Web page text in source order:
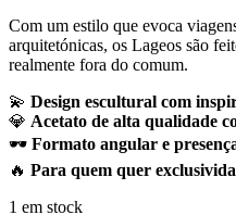
Com um estilo que evoca
arquitetónicas, os Lageos são
realmente fora do comum.
💫 Design escultural com
💎 Acetato de alta qualidade
🕶️ Formato angular e
🔥 Para quem quer
1 em stock